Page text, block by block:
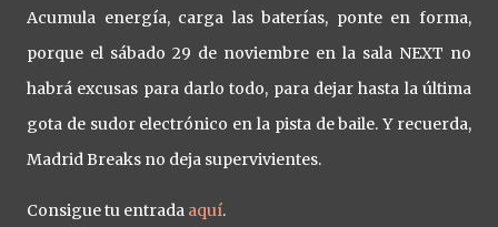
Acumula energía, carga las baterías, ponte en forma,
porque el sábado 29 de noviembre en la sala NEXT no
habrá excusas para darlo todo, para dejar hasta la última
gota de sudor electrónico en la pista de baile. Y recuerda,
Madrid Breaks no deja supervivientes.
Consigue tu entrada aquí.